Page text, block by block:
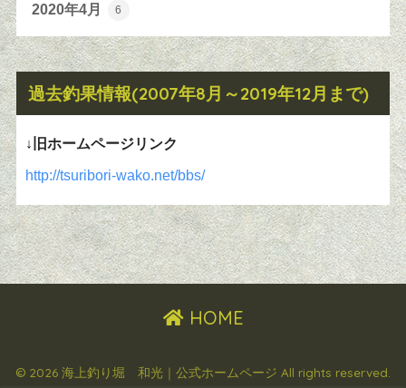
2020年4月 6
過去釣果情報(2007年8月～2019年12月まで)
↓旧ホームページリンク
http://tsuribori-wako.net/bbs/
HOME
© 2026 海上釣り堀 和光｜公式ホームページ All rights reserved.